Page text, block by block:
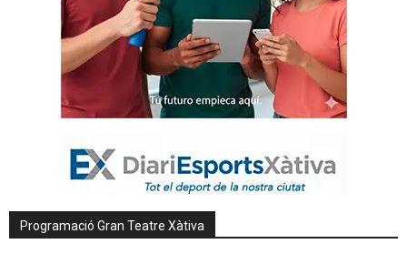
Programació Gran Teatre Xàtiva